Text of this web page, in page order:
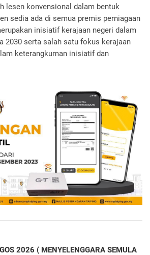
lesen konvensional dalam bentuk
sedia ada di semua premis perniagaan
inisiatif kerajaan negeri dalam
2030 serta salah satu fokus kerajaan
keterangkuman inisiatif dan
2026 ( MENYELENGGARA SEMULA